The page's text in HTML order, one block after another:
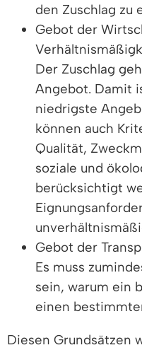
den Zuschlag zu
Gebot der
Der Zuschlag
Angebot. Damit
niedrigste
können auch
Qualität,
soziale und
berücksichtigt
Gebot der
Es muss
sein, warum ein
einen
Diesen Grundsätzen